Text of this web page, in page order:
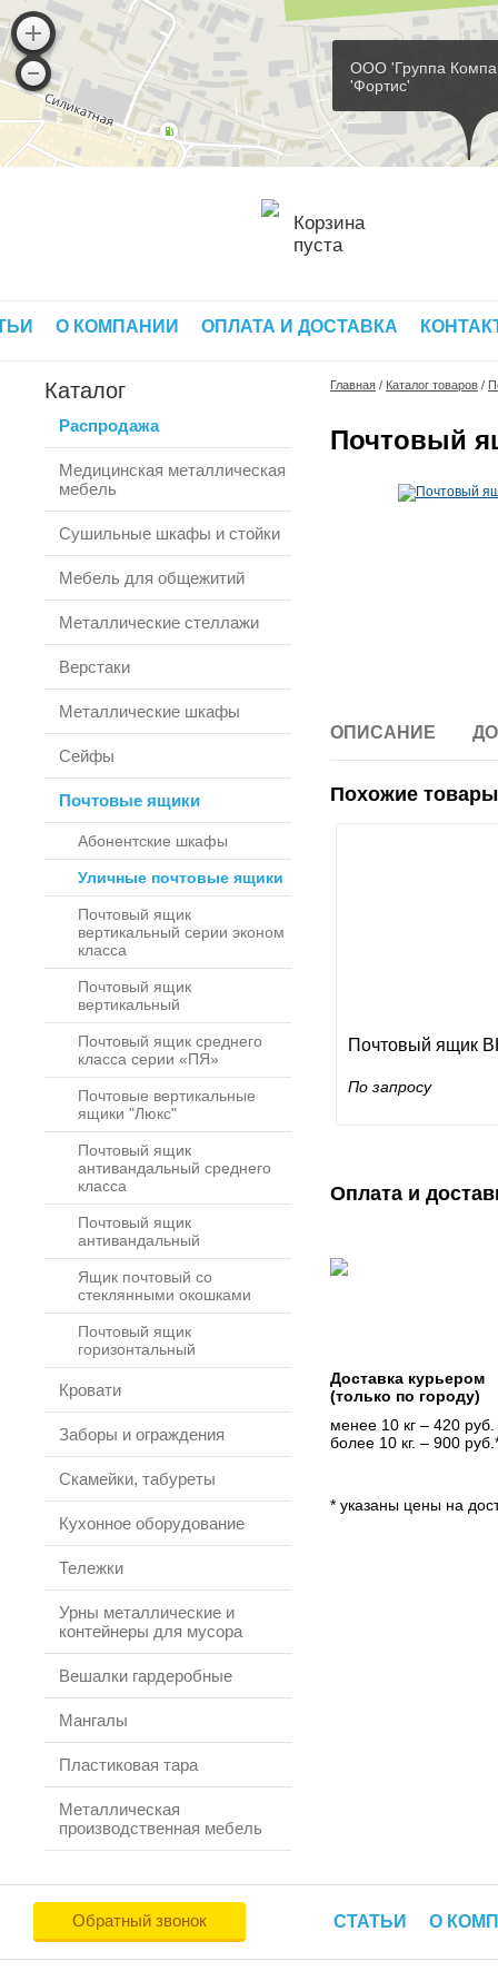
ООО 'Группа
'Фортис'
Корзина
пуста
О КОМПАНИИ ОПЛАТА И ДОСТАВКА
Каталог
Распродажа
Медицинская металлическая
мебель
Сушильные шкафы и стойки
Мебель для общежитий
Металлические стеллажи
Верстаки
Металлические шкафы
Сейфы
Почтовые ящики
Абонентские шкафы
Уличные почтовые ящики
Почтовый ящик
вертикальный серии эконом
класса
Почтовый ящик
вертикальный
Почтовый ящик среднего
класса серии «ПЯ»
Почтовые вертикальные
ящики "Люкс"
Почтовый ящик
антивандальный среднего
класса
Почтовый ящик
антивандальный
Ящик почтовый со
стеклянными окошками
Почтовый ящик
горизонтальный
Кровати
Заборы и ограждения
Скамейки, табуреты
Кухонное оборудование
Тележки
Урны металлические и
контейнеры для мусора
Вешалки гардеробные
Мангалы
Пластиковая тара
Металлическая
производственная мебель
Главная / Каталог товаров /
Почтовый
ОПИСАНИЕ
Похожие
Почтовый ящик
По запросу
Оплата и
Доставка курьером
(только по городу)
менее 10 кг – 420 руб.
более 10 кг. – 900
* указаны цены на
Обратный звонок СТАТЬИ О